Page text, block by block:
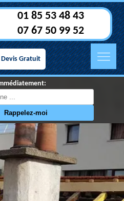
01 85 53 48 43
07 67 50 99 52
Devis Gratuit